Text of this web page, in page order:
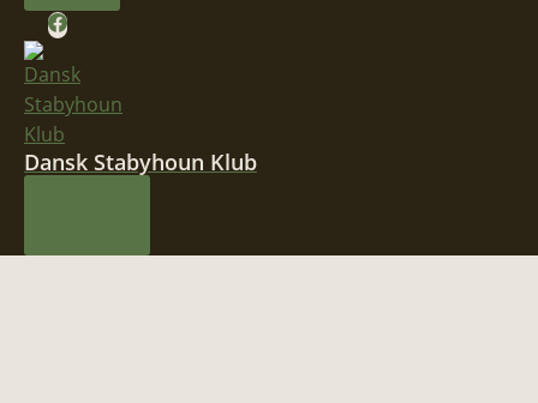
Dansk Stabyhoun Klub